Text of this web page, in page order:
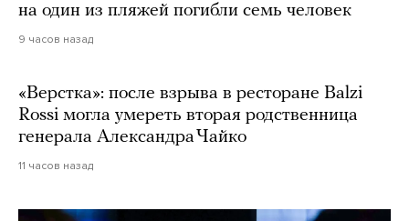
на один из пляжей погибли семь человек
9 часов назад
«Верстка»: после взрыва в ресторане Balzi
Rossi могла умереть вторая родственница
генерала Александра Чайко
11 часов назад